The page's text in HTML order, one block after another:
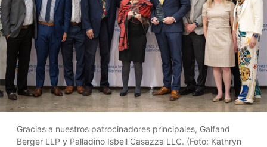
Gracias a nuestros patrocinadores principales, Galfand
Berger LLP y Palladino Isbell Casazza LLC. (Foto: Kathryn